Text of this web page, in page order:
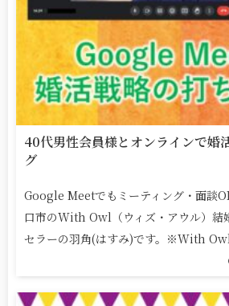
40代男性会員様とオンラインで婚
グ
Google Meetでもミーティング・面談
口市のWith Owl（ウィズ・アウル）結
セラーの羽角(はすみ)です。※With